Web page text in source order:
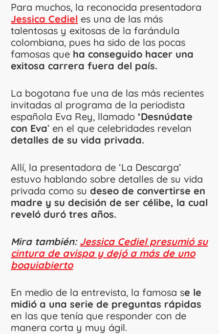
Para muchos, la reconocida presentadora
Jessica Cediel es una de las más
talentosas y exitosas de la farándula
colombiana, pues ha sido de las pocas
famosas que ha conseguido hacer una
exitosa carrera fuera del país.
La bogotana fue una de las más recientes
invitadas al programa de la periodista
española Eva Rey, llamado‘Desnúdate
con Eva’ en el que celebridades revelan
detalles de su vida privada.
Allí, la presentadora de ‘La Descarga’
estuvo hablando sobre detalles de su vida
privada como sudeseo de convertirse en
madre y su decisión de ser célibe, la cual
reveló duró tres años.
Mira también: Jessica Cediel presumió su
cintura de avispa y dejó a más de uno
boquiabierto
En medio de la entrevista, la famosa se le
midió a una serie de preguntas rápidas
en las que tenía que responder con de
manera corta y muy ágil.